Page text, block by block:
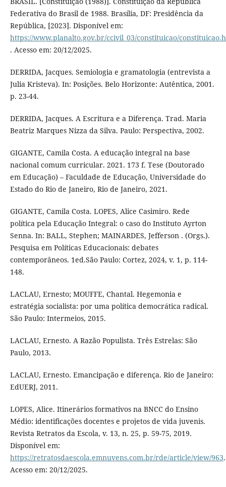
Federativa do Brasil de 1988. Brasília, DF: Presidência da
República, [2023]. Disponível em:
https://www.planalto.gov.br/ccivil_03/constituicao/
. Acesso em: 20/12/2025.
DERRIDA, Jacques. Semiologia e gramatologia (entrevista a
Julia Kristeva). In: Posições. Belo Horizonte: Autêntica, 2001.
p. 23-44.
DERRIDA, Jacques. A Escritura e a Diferença. Trad. Maria
Beatriz Marques Nizza da Silva. Paulo: Perspectiva, 2002.
GIGANTE, Camila Costa. A educação integral na base
nacional comum curricular. 2021. 173 f. Tese (Doutorado
em Educação) – Faculdade de Educação, Universidade do
Estado do Rio de Janeiro, Rio de Janeiro, 2021.
GIGANTE, Camila Costa. LOPES, Alice Casimiro. Rede
política pela Educação Integral: o caso do Instituto Ayrton
Senna. In: BALL, Stephen; MAINARDES, Jefferson . (Orgs.).
Pesquisa em Políticas Educacionais: debates
contemporâneos. 1ed.São Paulo: Cortez, 2024, v. 1, p. 114-
148.
LACLAU, Ernesto; MOUFFE, Chantal. Hegemonia e
estratégia socialista: por uma política democrática radical.
São Paulo: Intermeios, 2015.
LACLAU, Ernesto. A Razão Populista. Três Estrelas: São
Paulo, 2013.
LACLAU, Ernesto. Emancipação e diferença. Rio de Janeiro:
EdUERJ, 2011.
LOPES, Alice. Itinerários formativos na BNCC do Ensino
Médio: identificações docentes e projetos de vida juvenis.
Revista Retratos da Escola, v. 13, n. 25, p. 59-75, 2019.
Disponível em:
https://retratosdaescola.emnuvens.com.br/rde/article/view/963.
Acesso em: 20/12/2025.